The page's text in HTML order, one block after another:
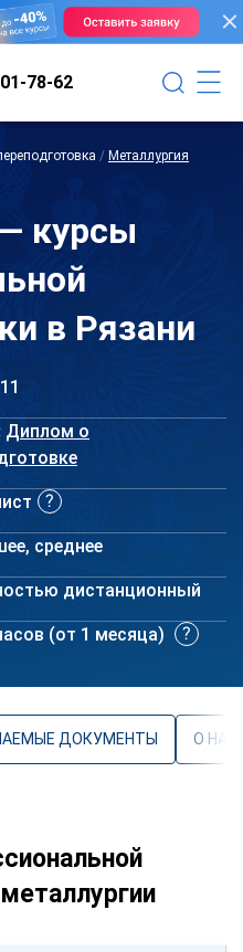
78-62
/ Металлургия
курсы
в Рязани
11
Диплом о
среднее
дистанционный
(от 1 месяца)
ДОКУМЕНТЫ О